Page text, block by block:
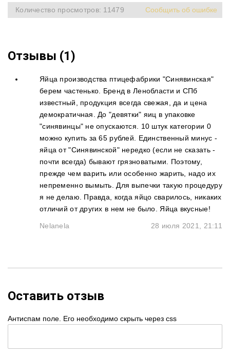
Количество просмотров: 11479 Сообщить об ошибке
Отзывы (1)
Яйца производства птицефабрики "Синявинская"
берем частенько. Бренд в Ленобласти и СПб
известный, продукция всегда свежая, да и цена
демократичная. До "девятки" яиц в упаковке
"синявинцы" не опускаются. 10 штук категории 0
можно купить за 65 рублей. Единственный минус -
яйца от "Синявинской" нередко (если не сказать -
почти всегда) бывают грязноватыми. Поэтому,
прежде чем варить или особенно жарить, надо их
непременно вымыть. Для выпечки такую процедуру
я не делаю. Правда, когда яйцо сварилось, никаких
отличий от других в нем не было. Яйца вкусные!
Nelanela 28 июля 2021, 21:11
Оставить отзыв
Антиспам поле. Его необходимо скрыть через css